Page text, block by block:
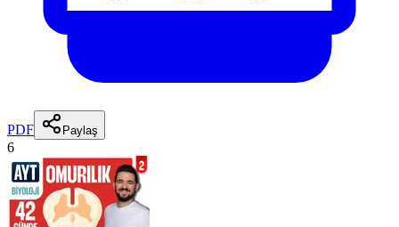
PDF Paylaş
6